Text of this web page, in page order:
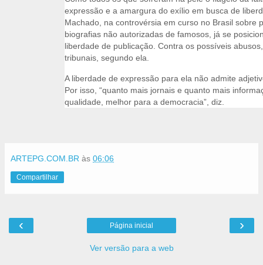
expressão e a amargura do exílio em busca de
Machado, na controvérsia em curso no Brasil sobre
biografias não autorizadas de famosos, já se
liberdade de publicação. Contra os possíveis
tribunais, segundo ela.
A liberdade de expressão para ela não admite
Por isso, “quanto mais jornais e quanto mais
qualidade, melhor para a democracia”, diz.
ARTEPG.COM.BR às 06:06
Compartilhar
‹ ›
Página inicial
Ver versão para a web